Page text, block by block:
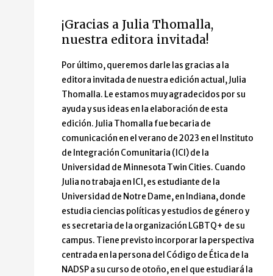
¡Gracias a Julia Thomalla,
nuestra editora invitada!
Por último, queremos darle las gracias a la
editora invitada de nuestra edición actual, Julia
Thomalla. Le estamos muy agradecidos por su
ayuda y sus ideas en la elaboración de esta
edición. Julia Thomalla fue becaria de
comunicación en el verano de 2023 en el Instituto
de Integración Comunitaria (ICI) de la
Universidad de Minnesota Twin Cities. Cuando
Julia no trabaja en ICI, es estudiante de la
Universidad de Notre Dame, en Indiana, donde
estudia ciencias políticas y estudios de género y
es secretaria de la organización LGBTQ+ de su
campus. Tiene previsto incorporar la perspectiva
centrada en la persona del Código de Ética de la
NADSP a su curso de otoño, en el que estudiará la